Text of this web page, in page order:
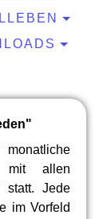
mit allen
statt. Jede
im Vorfeld